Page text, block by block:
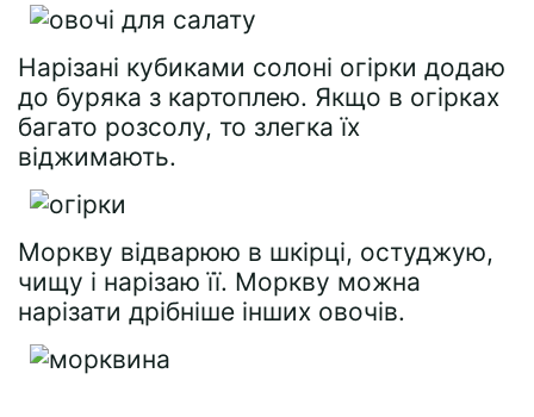
Нарізані кубиками солоні огірки додаю
до буряка з картоплею. Якщо в огірках
багато розсолу, то злегка їх
віджимають.
Моркву відварюю в шкірці, остуджую,
чищу і нарізаю її. Моркву можна
нарізати дрібніше інших овочів.